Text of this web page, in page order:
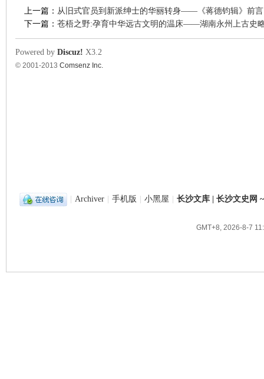
上一篇： 从旧式官员到新派绅士的华丽转身——《蒋德钧辑》前言
下一篇： 苍梧之野:孕育中华远古文明的温床——湖南永州上古史
| Archiver | 手机版 | 小黑屋 | 长沙文库 | 长沙文史网
GMT+8, 2026-8-7
Powered by Discuz! X3.2
© 2001-2013 Comsenz Inc.